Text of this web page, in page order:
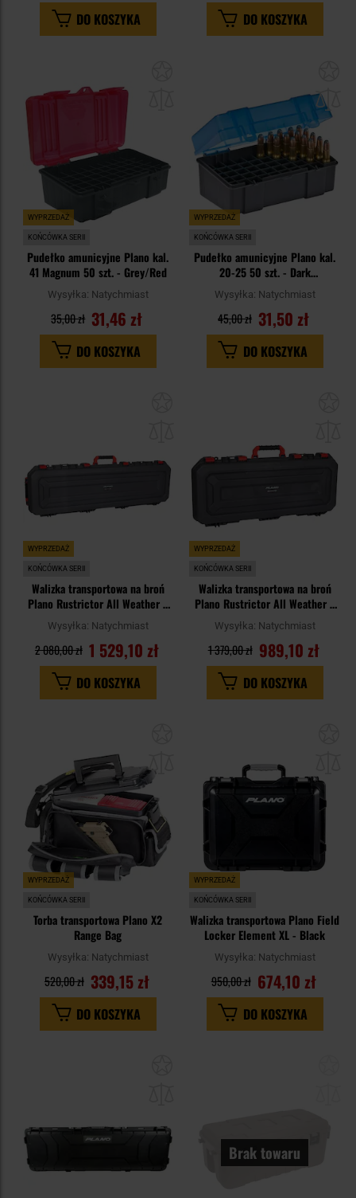
DO KOSZYKA DO KOSZYKA
WYPRZEDAŻ
KOŃCÓWKA SERII
Pudełko amunicyjne Plano kal.
41 Magnum 50 szt. - Grey/Red
Wysyłka: Natychmiast
31,46 zł
35,00 zł
DO KOSZYKA
WYPRZEDAŻ
KOŃCÓWKA SERII
Pudełko amunicyjne Plano kal.
20-25 50 szt. - Dark
Grey/Transparent Blue
Wysyłka: Natychmiast
31,50 zł
45,00 zł
DO KOSZYKA
WYPRZEDAŻ
KOŃCÓWKA SERII
Walizka transportowa na broń
Plano Rustrictor All Weather 2
52" - Grey/Red
Wysyłka: Natychmiast
1 529,10 zł
2 080,00 zł
DO KOSZYKA
WYPRZEDAŻ
KOŃCÓWKA SERII
Walizka transportowa na broń
Plano Rustrictor All Weather 2
36" - Grey/Red
Wysyłka: Natychmiast
989,10 zł
1 379,00 zł
DO KOSZYKA
WYPRZEDAŻ
KOŃCÓWKA SERII
Torba transportowa Plano X2
Range Bag
Wysyłka: Natychmiast
339,15 zł
520,00 zł
DO KOSZYKA
WYPRZEDAŻ
KOŃCÓWKA SERII
Walizka transportowa Plano Field
Locker Element XL - Black
Wysyłka: Natychmiast
674,10 zł
950,00 zł
DO KOSZYKA
Brak towaru